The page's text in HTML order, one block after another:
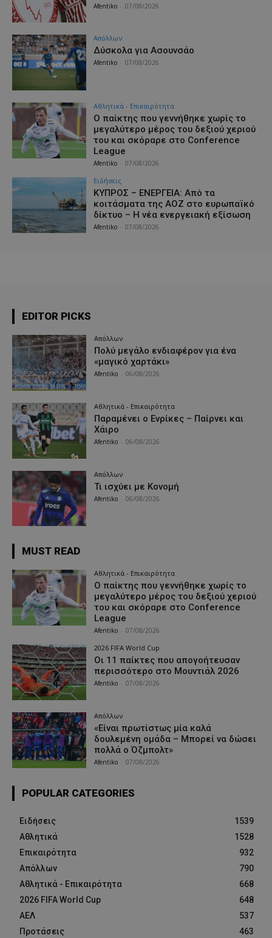
Afentiko 07/08/2026
Απόλλων
Δύσκολα για Ασουνσάο
Afentiko 07/08/2026
Αθλητικά - Επικαιρότητα
Ο παίκτης που γεννήθηκε χωρίς το
μεγαλύτερο μέρος του δεξιού χεριού
του και σκόραρε στο Conference
League
Afentiko 07/08/2026
Ειδήσεις
ΚΥΠΡΟΣ – ΕΝΕΡΓΕΙΑ: Από τα
κοιτάσματα της ΑΟΖ στο ευρωπαϊκό
δίκτυο – Η νέα ενεργειακή εξίσωση
Afentiko 07/08/2026
EDITOR PICKS
Απόλλων
Πολύ μεγάλο ενδιαφέρον για ένα
«μαγικό χαρτάκι»
Afentiko 06/08/2026
Αθλητικά - Επικαιρότητα
Παραμένει ο Ενρίκες – Παίρνει και
Χάιρο
Afentiko 06/08/2026
Απόλλων
Τι ισχύει με Κονομή
Afentiko 06/08/2026
MUST READ
Αθλητικά - Επικαιρότητα
Ο παίκτης που γεννήθηκε χωρίς το
μεγαλύτερο μέρος του δεξιού χεριού
του και σκόραρε στο Conference
League
Afentiko 07/08/2026
2026 FIFA World Cup
Οι 11 παίκτες που απογοήτευσαν
περισσότερο στο Μουντιάλ 2026
Afentiko 07/08/2026
Απόλλων
«Είναι πρωτίστως μία καλά
δουλεμένη ομάδα – Μπορεί να δώσει
πολλά ο Όζμπολτ»
Afentiko 07/08/2026
POPULAR CATEGORIES
Ειδήσεις
1539
Αθλητικά
1528
Επικαιρότητα
932
Απόλλων
790
Αθλητικά - Επικαιρότητα
668
2026 FIFA World Cup
648
ΑΕΛ
537
Προτάσεις
463